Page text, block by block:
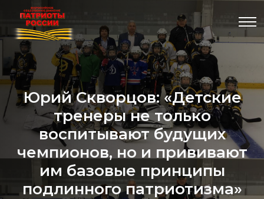
Юрий Скворцов: «Детские
тренеры не только
воспитывают будущих
чемпионов, но и прививают
им базовые принципы
подлинного патриотизма»